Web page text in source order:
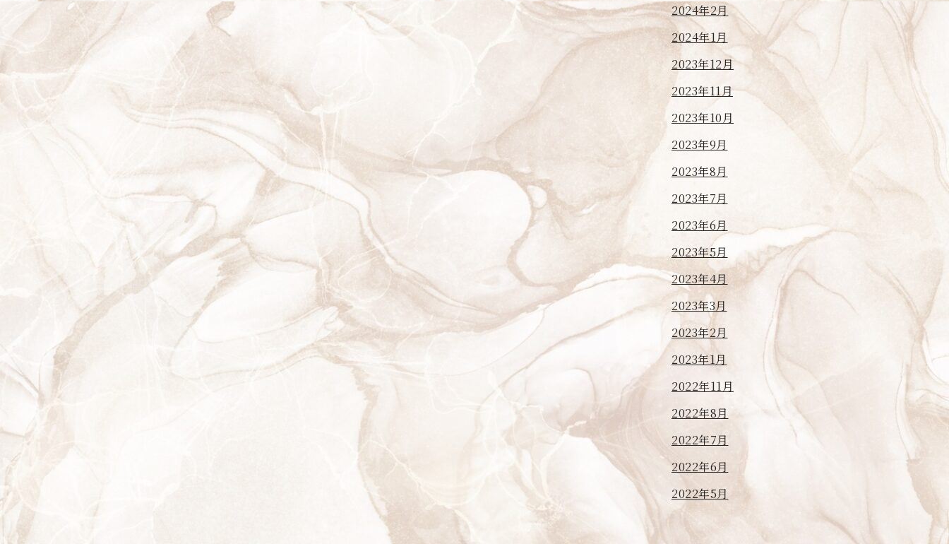
2024年2月
2024年1月
2023年12月
2023年11月
2023年10月
2023年9月
2023年8月
2023年7月
2023年6月
2023年5月
2023年4月
2023年3月
2023年2月
2023年1月
2022年11月
2022年8月
2022年7月
2022年6月
2022年5月